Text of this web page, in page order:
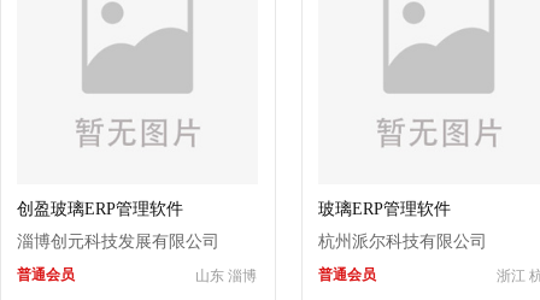
创盈玻璃ERP管理软件
淄博创元科技发展有限公司
山东 淄博
普通会员
玻璃ERP管理软件
杭州派尔科技有限公司
浙江
普通会员